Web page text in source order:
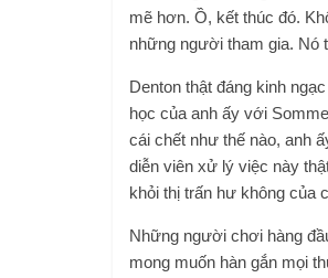
mẽ hơn. Ồ, kết thúc đó.
những người tham gia.
Denton thật đáng kinh
học của anh ấy với
cái chết như thế nào, anh
diễn viên xử lý việc này
khỏi thị trấn hư không của
Những người chơi hàng
mong muốn hàn gắn mọi